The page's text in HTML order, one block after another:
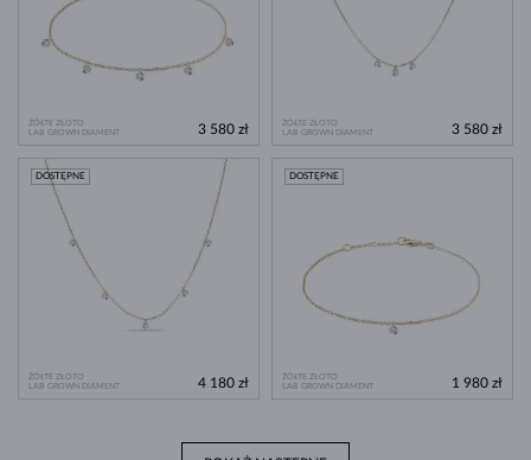
ŻÓŁTE ZŁOTO
LAB GROWN DIAMENT
3 580 zł
ŻÓŁTE ZŁOTO
LAB GROWN DIAMENT
3 580 zł
ŻÓŁTE ZŁOTO
LAB GROWN DIAMENT
DOSTĘPNE
4 180 zł
ŻÓŁTE ZŁOTO
LAB GROWN DIAMENT
DOSTĘPNE
1 980 zł